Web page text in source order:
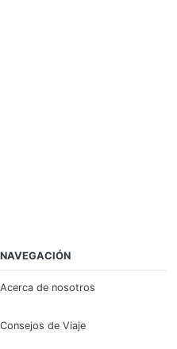
NAVEGACIÓN
Acerca de nosotros
Consejos de Viaje